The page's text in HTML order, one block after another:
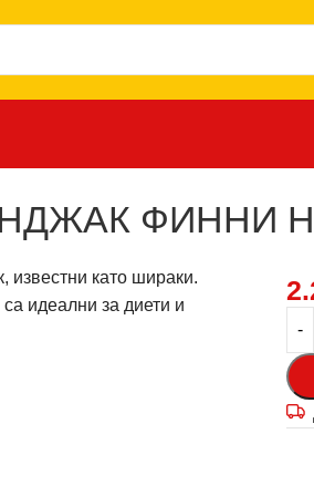
ФИННИ
известни като шираки.
идеални за диети и